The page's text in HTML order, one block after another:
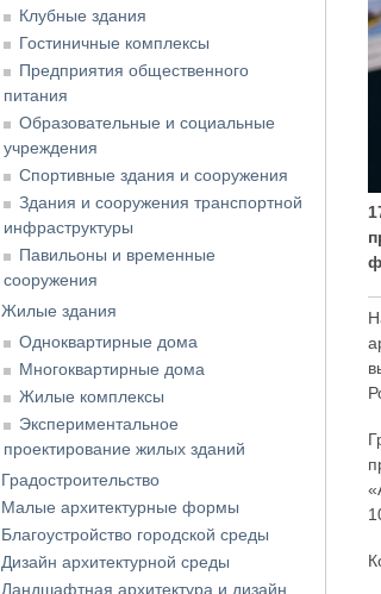
Клубные здания
Гостиничные комплексы
Предприятия общественного
питания
Образовательные и социальные
учреждения
Спортивные здания и сооружения
Здания и сооружения транспортной
инфраструктуры
Павильоны и временные
сооружения
Жилые здания
Одноквартирные дома
Многоквартирные дома
Жилые комплексы
Экспериментальное
проектирование жилых зданий
Градостроительство
Малые архитектурные формы
Благоустройство городской среды
Дизайн архитектурной среды
Ландшафтная архитектура и дизайн